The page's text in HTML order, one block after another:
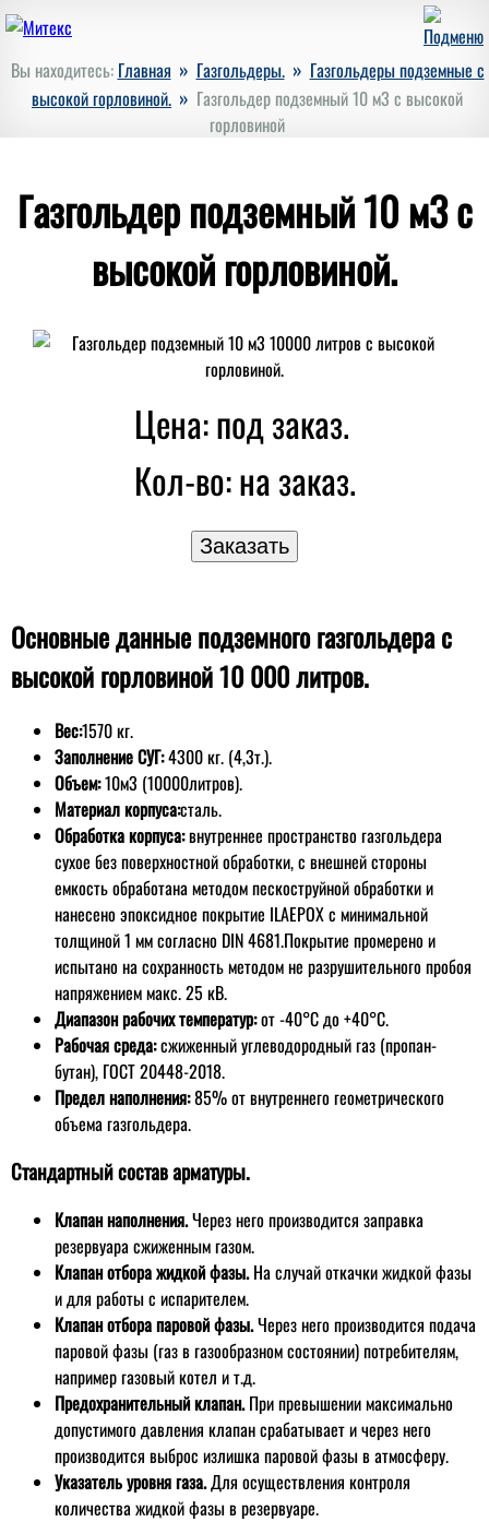
Вы находитесь: Главная » Газгольдеры. » Газгольдеры подземные с
высокой горловиной. » Газгольдер подземный 10 м3 с высокой
горловиной
Газгольдер подземный 10 м3 с
высокой горловиной.
Цена: под заказ.
Кол-во:на заказ.
Основные данные подземного газгольдера с
высокой горловиной 10 000 литров.
Вес:1570 кг.
Заполнение СУГ:4300 кг. (4,3т.).
Объем:10м3 (10000литров).
Материал корпуса:сталь.
Обработка корпуса:внутреннее пространство газгольдера
сухое без поверхностной обработки, с внешней стороны
емкость обработана методом пескоструйной обработки и
нанесено эпоксидное покрытие ILAEPOX с минимальной
толщиной 1 мм согласно DIN 4681.Покрытие промерено и
испытано на сохранность методом не разрушительного пробоя
напряжением макс. 25 кВ.
Диапазон рабочих температур:от -40°C до +40°C.
Рабочая среда:сжиженный углеводородный газ (пропан-
бутан), ГОСТ 20448-2018.
Предел наполнения:85% от внутреннего геометрического
объема газгольдера.
Стандартный состав арматуры.
Клапан наполнения.Через него производится заправка
резервуара сжиженным газом.
Клапан отбора жидкой фазы.На случай откачки жидкой фазы
и для работы с испарителем.
Клапан отбора паровой фазы.Через него производится подача
паровой фазы (газ в газообразном состоянии) потребителям,
например газовый котел и т.д.
Предохранительный клапан.При превышении максимально
допустимого давления клапан срабатывает и через него
производится выброс излишка паровой фазы в атмосферу.
Указатель уровня газа.Для осуществления контроля
количества жидкой фазы в резервуаре.